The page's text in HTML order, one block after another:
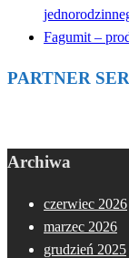
Fagumit –
PARTNER
Archiwa
czerwiec 2026
marzec 2026
grudzień 2025